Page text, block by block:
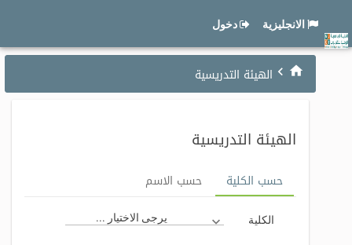
الانجليزية دخول
الهيئة التدريسية
الهيئة التدريسية
حسب الكلية حسب الاسم
الكلية يرجى الاختيار ...